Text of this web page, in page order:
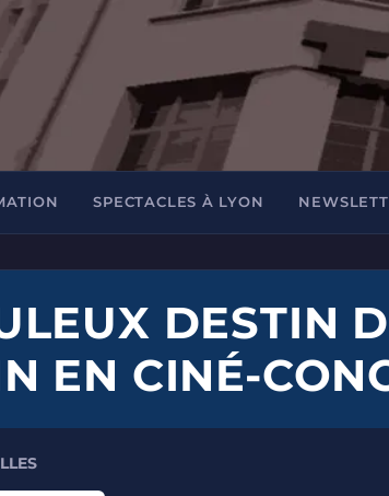
SPECTACLES À LYON
DESTIN
EN CINÉ-